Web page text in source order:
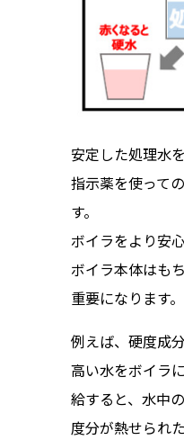
安定した処理水
指示薬を使って
す。
ボイラをより安
ボイラ本体はも
重要になります。
例えば、硬度成
高い水をボイラ
給すると、水中
度分が熱せられ